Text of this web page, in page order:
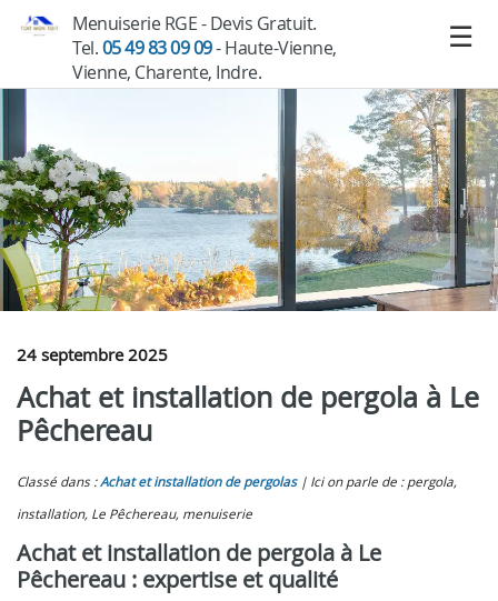
Menuiserie RGE - Devis Gratuit.
Tel.05 49 83 09 09- Haute-Vienne,
Vienne, Charente, Indre.
24 septembre 2025
Achat et installation de pergola à Le
Pêchereau
Classé dans :Achat et installation de pergolas
Ici on parle de : pergola,
installation, Le Pêchereau, menuiserie
Achat et installation de pergola à Le
Pêchereau : expertise et qualité